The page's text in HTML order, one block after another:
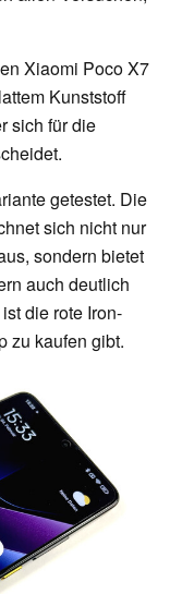
Xiaomi Poco X7
Kunststoff
sich für die
getestet. Die
sich nicht nur
sondern bietet
auch deutlich
die rote Iron-
zu kaufen gibt.